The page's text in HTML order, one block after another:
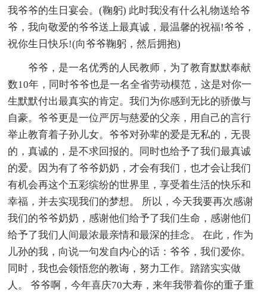
我爷爷的生日宴会。(鞠躬) 此时我没有什么礼物送给爷
爷，我向敬爱的爷爷送上最真诚，最温馨的祝福!爷爷，
祝你生日快乐!(向爷爷鞠躬，然后拥抱)
爷爷，是一名优秀的人民教师，为了教育默默奉献
数10年，同时爷爷也是一名全省劳动模范，这是对你一
生默默付出最真实的肯定。我们为你感到无比的骄傲与
自豪。爷爷更是一位严厉与慈爱的父亲，用自己的言行
举止教育着子孙儿女。爷爷对孙辈的爱是无私的，无畏
的，真诚的，是不求回报的。同时也给予了我们最真诚
的爱。因为有了爷爷奶奶，才会有我们，也才会让我们
有机会再这个五彩缤纷的世界里，享受着生活的快乐和
幸福，并去实现我们的梦想。 所以，今天我要再次感谢
我们的爷爷奶奶，感谢他们给予了我们生命，感谢他们
给予了我们人间最浓最亲情和最深的挂念。 在此，作为
儿孙的我，向说一句发自内心的话：爷爷，我们爱你。
同时，我也会领悟您的教诲，努力工作。踏踏实实做
人。 爷爷啊，今年喜庆70大寿，来年我带着你的重子重